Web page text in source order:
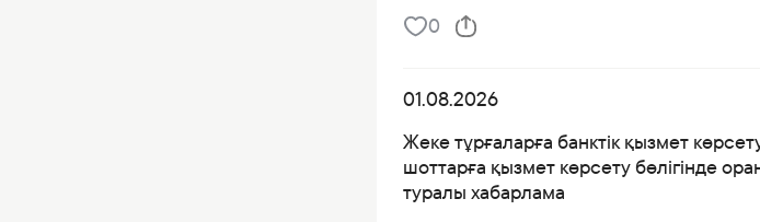
0
01.08.2026
Жеке тұрғаларға банктік қызмет
шоттарға қызмет көрсету бөлігінде
туралы хабарлама